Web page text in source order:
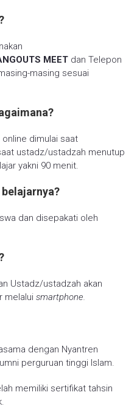
MEET dan Telepon
masing sesuai
dimulai saat
ustadz/ustadzah menutup
yakni 90 menit.
dan disepakati oleh
Ustadz/ustadzah akan
melalui smartphone.
dengan Nyantren
perguruan tinggi Islam.
memiliki sertifikat tahsin